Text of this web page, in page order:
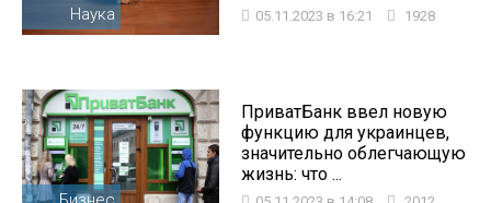
Наука 05.11.2023 в 16:21 1928
ПриватБанк ввел новую
функцию для украинцев,
значительно облегчающую
жизнь: что ...